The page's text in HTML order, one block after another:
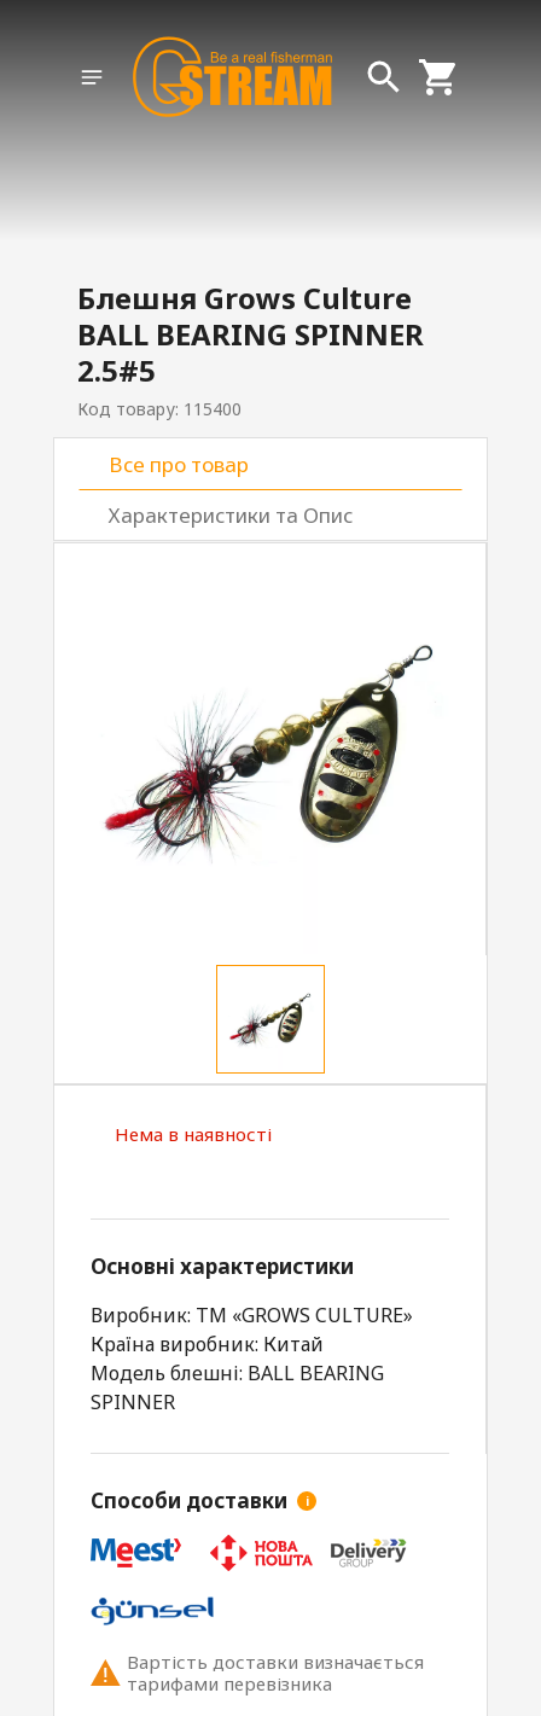
Блешня Grows Culture
BALL BEARING SPINNER
2.5#5
Код товару: 115400
Все про товар
Характеристики та Опис
Нема в наявності
Основні характеристики
Виробник: ТМ «GROWS CULTURE»
Країна виробник: Китай
Модель блешні: BALL BEARING
SPINNER
Способи доставки i
Вартість доставки визначається
тарифами перевізника